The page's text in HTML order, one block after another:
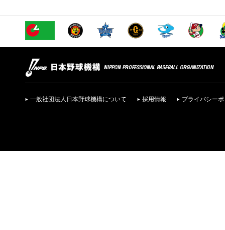
一般社団法人日本野球機構について 採用情報 プライバシー